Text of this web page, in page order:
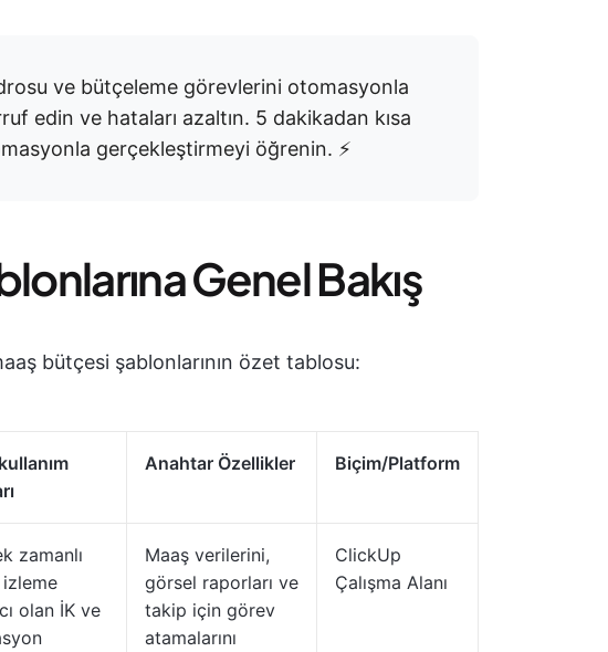
ve bütçeleme görevlerini otomasyonla
edin ve hataları azaltın. 5 dakikadan kısa
gerçekleştirmeyi öğrenin. ⚡️
Genel Bakış
bütçesi şablonlarının özet tablosu:
Anahtar Özellikler Biçim/Platform
zamanlı
olan İK ve
Maaş verilerini,
görsel raporları ve
takip için görev
atamalarını
ClickUp
Çalışma Alanı